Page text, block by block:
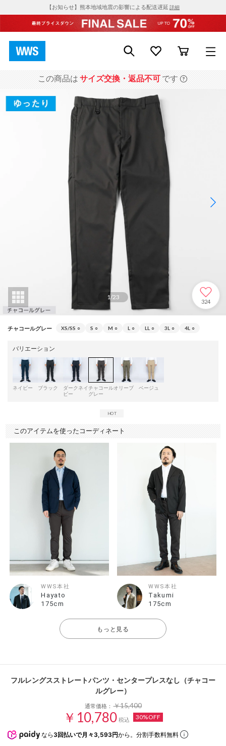
【お知らせ】熊本地域地震の影響による配送遅延 詳細
この商品は サイズ交換・返品不可 です
1/23
324
チャコールグレー XS/SS ○ S ○ M ○ L ○ LL ○ 3L ○ 4L ○
バリエーション
ネイビー ブラック
ダークネイ
ビー
チャコール
グレー
オリーブ ベージュ
このアイテムを使ったコーディネート
WWS本社
Hayato
175cm
WWS本社
Takumi
175cm
もっと見る
フルレングスストレートパンツ・センタープレスなし（チャコー
ルグレー）
通常価格：￥15,400
￥10,780 税込 30%OFF
なら 3回払いで月々3,593円から。分割手数料無料